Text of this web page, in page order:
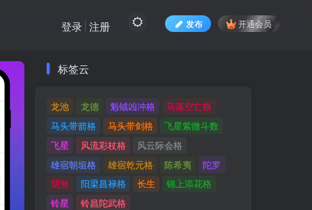
发布 开通会员
登录 注册
标签云
龙池 龙德 魁钺凶冲格
马落空亡格
马头带箭格
马头带剑格
飞星紫微斗数
飞星
风流彩杖格
风云际会格
雄宿朝垣格
雄宿乾元格 陈希夷
陀罗
阴煞
阳梁昌禄格 长生
锦上添花格
铃星
铃昌陀武格
标签云
龙池 龙德 魁钺凶冲格
马落空亡格
马头带箭格
马头带剑格
飞星紫微斗数
飞星
风流彩杖格
风云际会格
雄宿朝垣格
雄宿乾元格 陈希夷
陀罗
阴煞
阳梁昌禄格 长生
锦上添花格
铃星
铃昌陀武格